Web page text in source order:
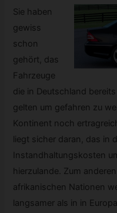
Sie haben
gewiss
schon
gehört, das
Fahrzeuge
die in Deutschland
gelten um gefahren zu
Kontinent noch
liegt sicher daran, das in
Instandhaltungskosten
hierzulande. Zum
afrikanischen Nationen
langsamer als in in